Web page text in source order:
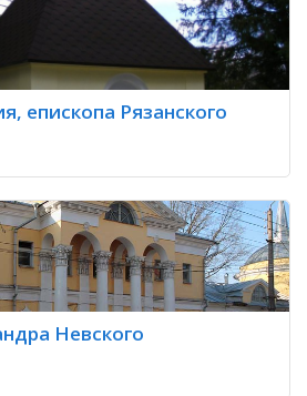
епископа Рязанского
Невского